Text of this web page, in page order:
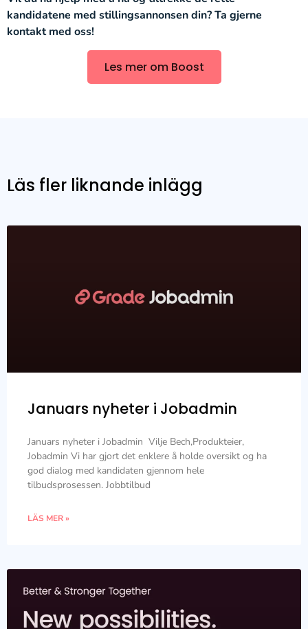
kandidatene med stillingsannonsen din? Ta gjerne
kontakt med oss!
Les mer om Boost
Läs fler liknande inlägg
Januars nyheter i Jobadmin
Januars nyheter i Jobadmin Vilje Bech,Produkteier,
Jobadmin Vi har gjort det enklere å holde oversikt og ha
god dialog med kandidaten gjennom hele
tilbudsprosessen. Jobbtilbud
LÄS MER »